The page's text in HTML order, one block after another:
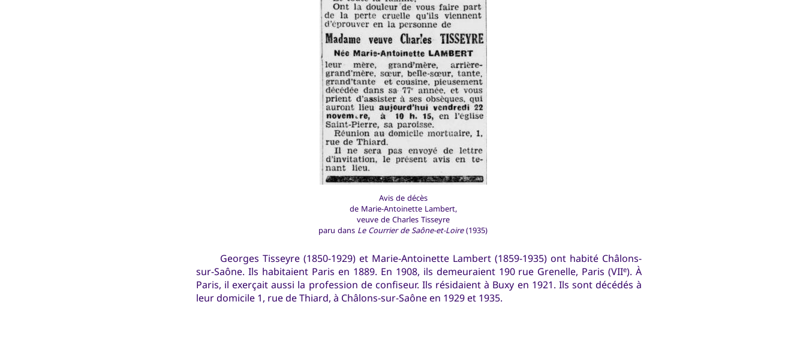
Avis de décès
de Marie-Antoinette Lambert,
veuve de Charles Tisseyre
paru dans Le Courrier de Saône-et-Loire(1935)
Georges Tisseyre (1850-1929) et Marie-Antoinette Lambert (1859-1935) ont habité Châlons-
sur-Saône. Ils habitaient Paris en 1889. En 1908, ils demeuraient 190 rue Grenelle, Paris (VIIe). À
Paris, il exerçait aussi la profession de confiseur. Ils résidaient à Buxy en 1921. Ils sont décédés à
leur domicile 1, rue de Thiard, à Châlons-sur-Saône en 1929 et 1935.